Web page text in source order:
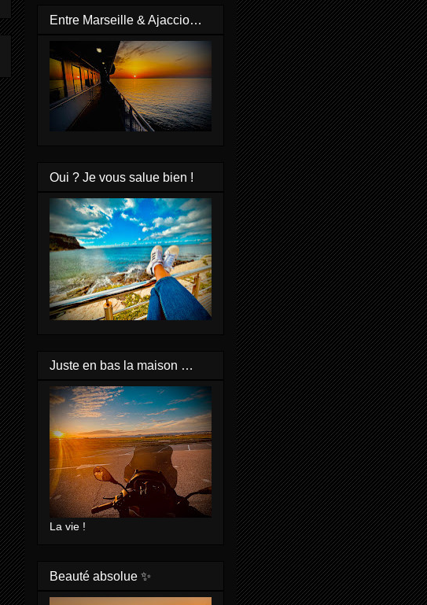
Entre Marseille & Ajaccio…
Oui ? Je vous salue bien !
Juste en bas la maison …
La vie !
Beauté absolue ✨